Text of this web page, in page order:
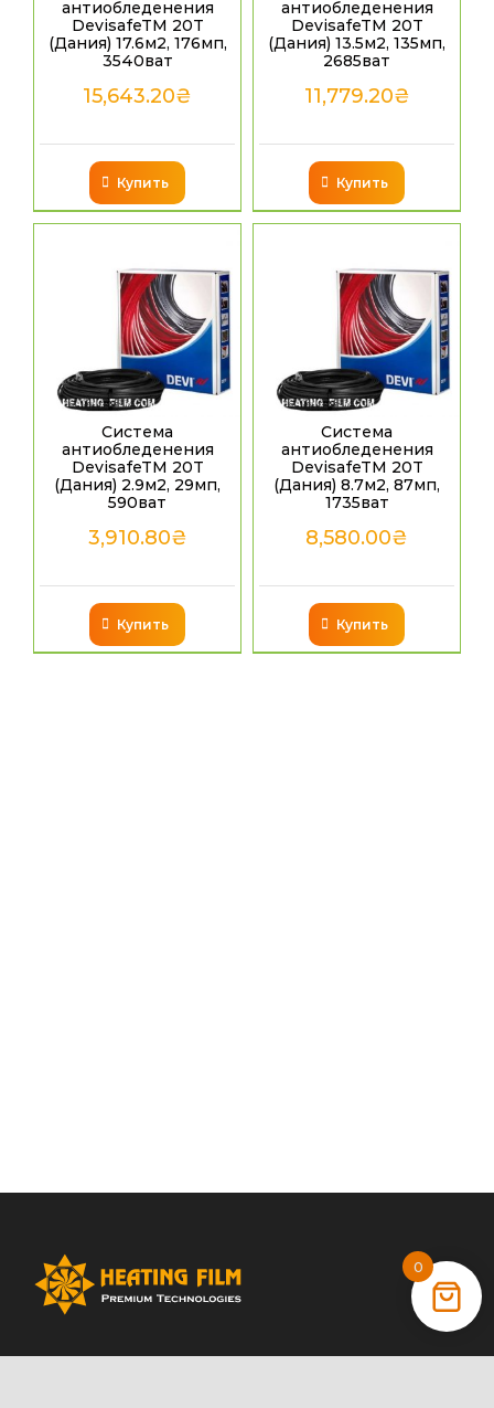
антиобледенения
DevisafeTM 20T
(Дания) 17.6м2, 176мп,
3540ват
15,643.20₴
Купить
антиобледенения
DevisafeTM 20T
(Дания) 13.5м2, 135мп,
2685ват
11,779.20₴
Купить
Система
антиобледенения
DevisafeTM 20T
(Дания) 2.9м2, 29мп,
590ват
3,910.80₴
Купить
Система
антиобледенения
DevisafeTM 20T
(Дания) 8.7м2, 87мп,
1735ват
8,580.00₴
Купить
0